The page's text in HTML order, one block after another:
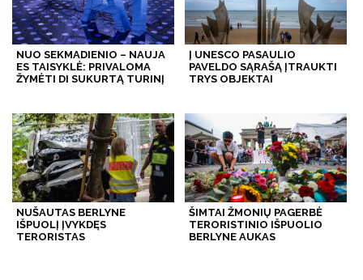
NUO SEKMADIENIO – NAUJA
ES TAISYKLĖ: PRIVALOMA
ŽYMĖTI DI SUKURTĄ TURINĮ
Į UNESCO PASAULIO
PAVELDO SĄRAŠĄ ĮTRAUKTI
TRYS OBJEKTAI
NUŠAUTAS BERLYNE
IŠPUOLĮ ĮVYKDĘS
TERORISTAS
ŠIMTAI ŽMONIŲ PAGERBĖ
TERORISTINIO IŠPUOLIO
BERLYNE AUKAS